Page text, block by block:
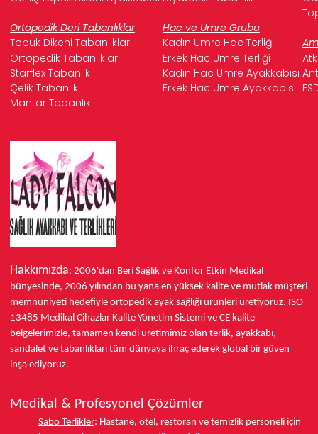
Ortopedik Deri Tabanlıklar
Hac ve Umre Grubu
Topuk Dikeni Tabanlıkları
Kadın Umre Hac Terliği
Ortopedik Tabanlıklar
Erkek Hac Umre Terliği
Starflex Tabanlık
Kadın Hac Umre Ayakkabısı
Çelik Tabanlık
Erkek Hac Umre Ayakkabısı
Mantar Tabanlık
Hakkımızda: 2006'dan Beri Sağlık ve Konfor Etkin Medikal
bünyesinde, 2006 yılından bu yana en yüksek kalite ve mutlak müşteri
memnuniyeti hedefiyle ortopedik ayak sağlığı ürünleri üretiyoruz. ISO
13485 Medikal Cihazlar Kalite Yönetim Sistemi ve CE kalite
belgelerimizle, tamamen kendi üretimimiz olan terlik, ayakkabı,
sandalet ve tabanlıkları tüm dünyaya ihraç ederek global bir güven
inşa ediyoruz.
Medikal & Profesyonel Çözümler
Sabo Terlikler: Hastane, otel, restoran ve temizlik personeli için